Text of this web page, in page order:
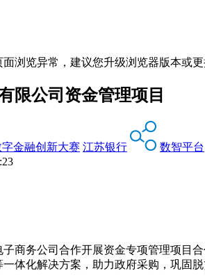
浏览异常，建议您升级浏览器版本或更
限公司资金管理项目
字金融创新大赛 江苏银行
数智平台
商务公司合作开展资金专项管理项目
体化解决方案，助力政府采购，巩固脱